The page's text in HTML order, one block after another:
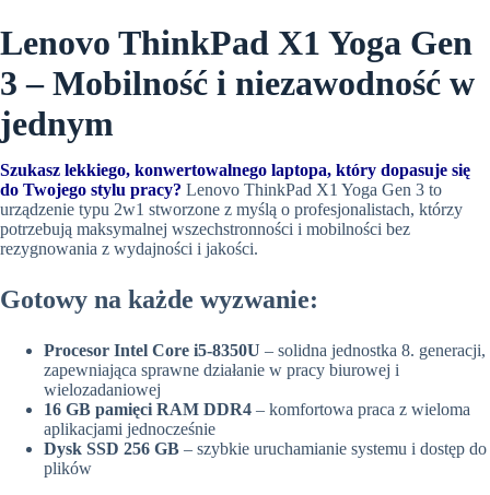
Lenovo ThinkPad X1 Yoga Gen
3 – Mobilność i niezawodność w
jednym
Szukasz lekkiego, konwertowalnego laptopa, który dopasuje się
do Twojego stylu pracy? Lenovo ThinkPad X1 Yoga Gen 3 to
urządzenie typu 2w1 stworzone z myślą o profesjonalistach, którzy
potrzebują maksymalnej wszechstronności i mobilności bez
rezygnowania z wydajności i jakości.
Gotowy na każde wyzwanie:
Procesor Intel Core i5-8350U – solidna jednostka 8. generacji,
zapewniająca sprawne działanie w pracy biurowej i
wielozadaniowej
16 GB pamięci RAM DDR4 – komfortowa praca z wieloma
aplikacjami jednocześnie
Dysk SSD 256 GB – szybkie uruchamianie systemu i dostęp do
plików